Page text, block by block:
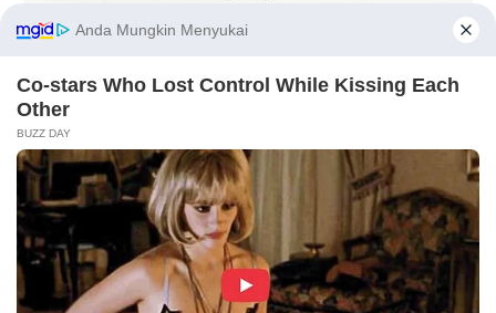
Tampil Lebih Modern, 7 Potret
Hasil Renovasi Rumah Berusia
90 Tahun
HABERION
Before You Go